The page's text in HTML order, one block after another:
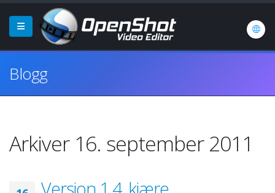
Blogg
Arkiver 16. september 2011